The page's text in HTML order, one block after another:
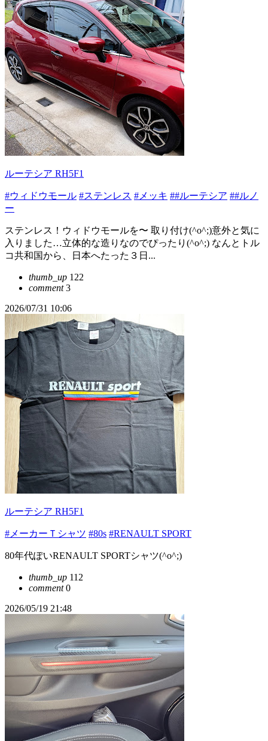
ルーテシア RH5F1
#ウィドウモール #ステンレス #メッキ ##ルーテシア ##ルノ
ー
ステンレス！ウィドウモールを〜 取り付け(^o^;)意外と気に
入りました…立体的な造りなのでぴったり(^o^;) なんとトル
コ共和国から、日本へたった３日...
thumb_up 122
comment3
2026/07/31 10:06
ルーテシア RH5F1
#メーカーＴシャツ #80s #RENAULT SPORT
80年代ぽいRENAULT SPORTシャツ(^o^;)
thumb_up 112
comment0
2026/05/19 21:48